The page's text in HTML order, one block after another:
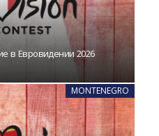
в Евровидении 2026
MONTENEGRO